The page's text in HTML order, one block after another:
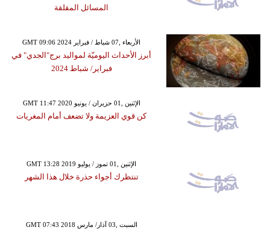
المسائل المقلقة
GMT 09:06 2024 الأربعاء ,07 شباط / فبراير
أبرز الأحداث اليوميّة لمواليد برج"الجدي" في
فبراير/ شباط 2024
GMT 11:47 2020 الإثنين ,01 حزيران / يونيو
كن قوي العزيمة ولا تضعف أمام المغريات
GMT 13:28 2019 الإثنين ,01 تموز / يوليو
تنتظرك أجواء حذرة خلال هذا الشهر
GMT 07:43 2018 السبت ,03 آذار/ مارس